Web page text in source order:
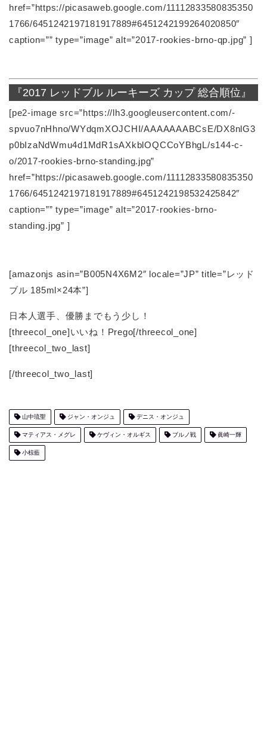
href=”https://picasaweb.google.com/11112833580835350
1766/6451242197181917889#6451242199264020850″
caption=”” type=”image” alt=”2017-rookies-brno-qp.jpg” ]
『2017 レッドブル ルーキーズ カップ 総合順位』
[pe2-image src=”https://lh3.googleusercontent.com/-
spvuo7nHhno/WYdqmXOJCHI/AAAAAAABCsE/DX8nlG3
p0bIzaNdWmu4d1MdR1sAXkblOQCCoYBhgL/s144-c-
o/2017-rookies-brno-standing.jpg”
href=”https://picasaweb.google.com/11112833580835350
1766/6451242197181917889#6451242198532425842″
caption=”” type=”image” alt=”2017-rookies-brno-
standing.jpg” ]
[amazonjs asin=”B005N4X6M2″ locale=”JP” title=”レッド
ブル 185ml×24本”]
日本人選手、優勝までもう少し！
[threecol_one]いいね！Prego[/threecol_one]
[threecol_two_last]
[/threecol_two_last]
山中琉聖 ジャン・オンジュ デニス・オンジュ
マティアス・メグレ ケヴィン・オルギス ブルノ戦 眞崎一輝
小椋藍